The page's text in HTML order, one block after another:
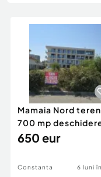
Afaceri și
Inchiriere Bunuri si
Piese auto si
Mamaia Nord teren
700 mp
D24 si D25
650 eur
Constanta 6 luni